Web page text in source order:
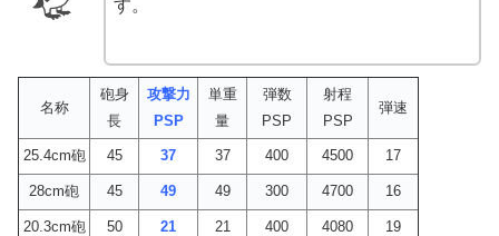
す。
名称
砲身
長
攻撃力
PSP
単重
量
弾数
PSP
射程
PSP
弾速
25.4cm砲 45 37 37 400 4500 17
28cm砲 45 49 49 300 4700 16
20.3cm砲 50 21 21 400 4080 19